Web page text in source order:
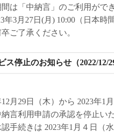
は「中納言」のご利用がで
年3月27日(月) 10:00（日本時
ご了承ください。
停止のお知らせ（2022/12/
月29日（木）から 2023年1
言利用申請の承認を停止い
手続きは 2023年1月４日（